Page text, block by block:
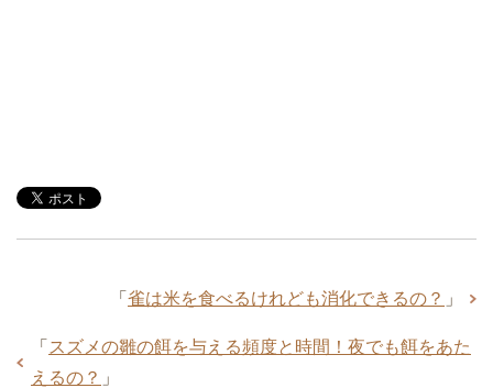
「 雀は米を食べるけれども消化できるの？ 」
「 スズメの雛の餌を与える頻度と時間！夜でも餌をあた
えるの？ 」